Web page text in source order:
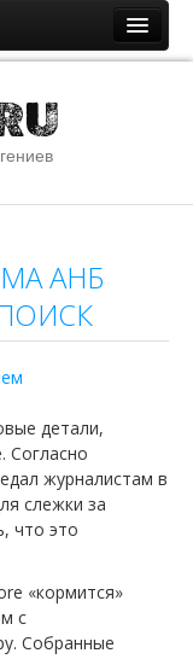
АНБ
детали,
Согласно
журналистам в
слежки за
что это
«кормится»
с
Собранные